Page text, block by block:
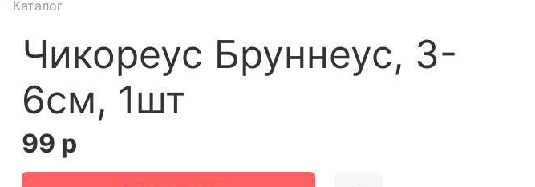
Каталог
Чикореус Бруннеус, 3-
6см, 1шт
99 р